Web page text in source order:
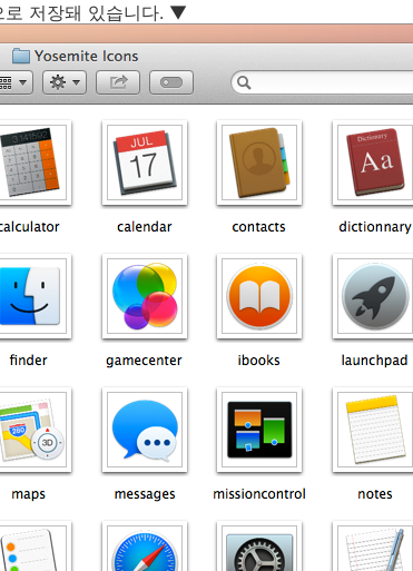
로 저장돼 있습니다. ▼